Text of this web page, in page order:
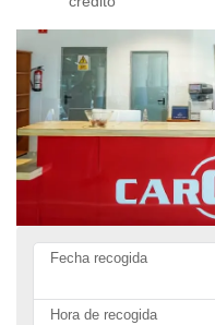
Fecha recogida
Hora de recogida